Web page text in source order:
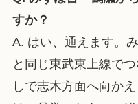
すか？
A. はい、通えます。
と同じ東武東上線で
しで志木方面へ向か